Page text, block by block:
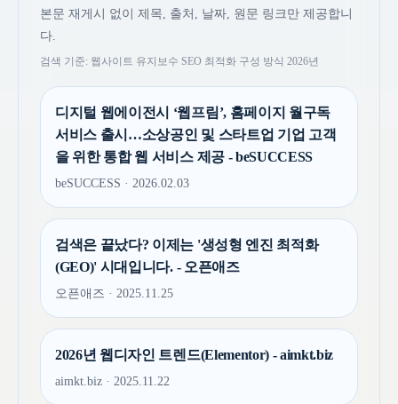
본문 재게시 없이 제목, 출처, 날짜, 원문 링크만 제공합니
다.
검색 기준: 웹사이트 유지보수 SEO 최적화 구성 방식 2026년
디지털 웹에이전시 ‘웹프림’, 홈페이지 월구독
서비스 출시…소상공인 및 스타트업 기업 고객
을 위한 통합 웹 서비스 제공 - beSUCCESS
beSUCCESS · 2026.02.03
검색은 끝났다? 이제는 '생성형 엔진 최적화
(GEO)' 시대입니다. - 오픈애즈
오픈애즈 · 2025.11.25
2026년 웹디자인 트렌드(Elementor) - aimkt.biz
aimkt.biz · 2025.11.22